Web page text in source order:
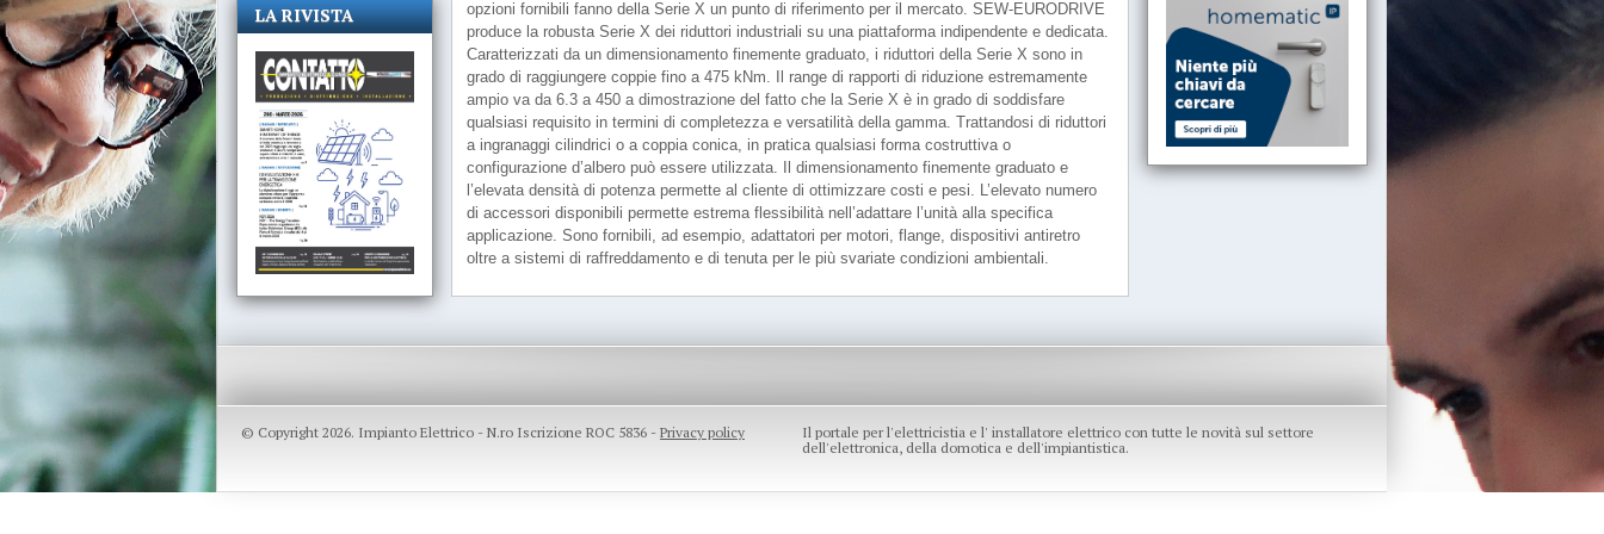
opzioni fornibili fanno della Serie X un punto di riferimento per il mercato. SEW-EURODRIVE
produce la robusta Serie X dei riduttori industriali su una piattaforma indipendente e dedicata.
Caratterizzati da un dimensionamento finemente graduato, i riduttori della Serie X sono in
grado di raggiungere coppie fino a 475 kNm. Il range di rapporti di riduzione estremamente
ampio va da 6.3 a 450 a dimostrazione del fatto che la Serie X è in grado di soddisfare
qualsiasi requisito in termini di completezza e versatilità della gamma. Trattandosi di riduttori
a ingranaggi cilindrici o a coppia conica, in pratica qualsiasi forma costruttiva o
configurazione d’albero può essere utilizzata. Il dimensionamento finemente graduato e
l’elevata densità di potenza permette al cliente di ottimizzare costi e pesi. L’elevato numero
di accessori disponibili permette estrema flessibilità nell’adattare l’unità alla specifica
applicazione. Sono fornibili, ad esempio, adattatori per motori, flange, dispositivi antiretro
oltre a sistemi di raffreddamento e di tenuta per le più svariate condizioni ambientali.
LA RIVISTA
© Copyright 2026. Impianto Elettrico - N.ro Iscrizione ROC 5836 - Privacy policy
Il portale per l'elettricistia e l' installatore elettrico con tutte le novità sul settore
dell'elettronica, della domotica e dell'impiantistica.